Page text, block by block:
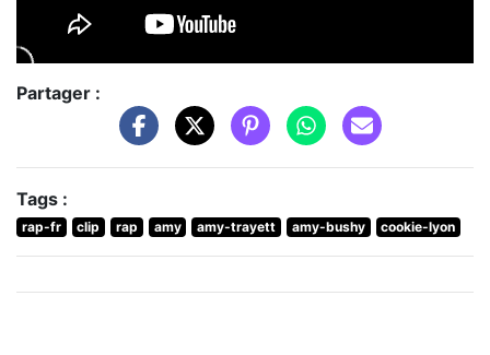
Partager :
Tags :
rap-fr clip rap amy amy-trayett amy-bushy cookie-lyon